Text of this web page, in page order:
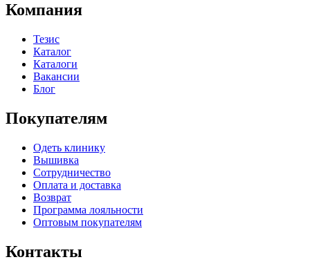
Компания
Тезис
Каталог
Каталоги
Вакансии
Блог
Покупателям
Одеть клинику
Вышивка
Сотрудничество
Оплата и доставка
Возврат
Программа лояльности
Оптовым покупателям
Контакты